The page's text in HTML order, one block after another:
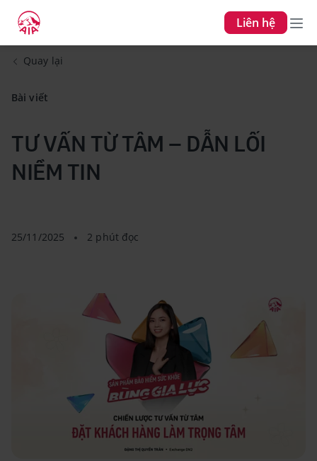
Liên hệ
Quay lại
Bài viết
TƯ VẤN TỪ TÂM – DẪN LỐI
NIỀM TIN
25/11/2025 2 phút đọc